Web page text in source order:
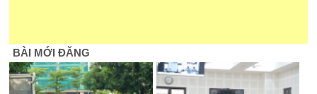
BÀI MỚI ĐĂNG